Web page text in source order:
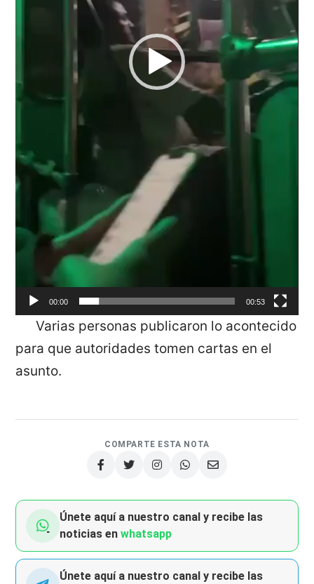
00:00 00:53
Varias personas publicaron lo acontecido
para que autoridades tomen cartas en el
asunto.
COMPARTE ESTA NOTA
Únete aquí a nuestro canal y recibe las
noticias enwhatsapp
Únete aquí a nuestro canal y recibe las